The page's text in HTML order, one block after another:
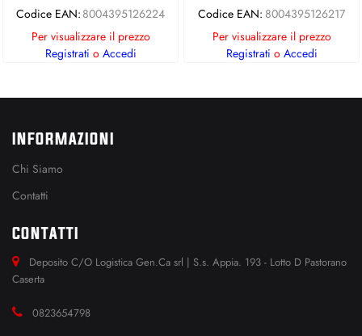
Codice EAN: 8004395126224
Per visualizzare il prezzo
Registrati o Accedi
Codice EAN: 8004395126217
Per visualizzare il prezzo
Registrati o Accedi
INFORMAZIONI
Chi Siamo
Contatti
CONTATTI
Deposito C/O Logistica Gen.Ca srl | S.s. Appia. 193 - Lotto D Pastorano
Caserta
0823654798